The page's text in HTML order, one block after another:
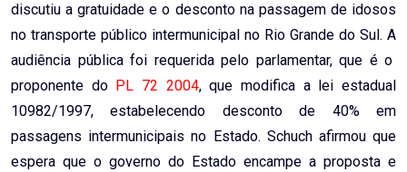
discutiu a gratuidade e o desconto na passagem de idosos
no transporte público intermunicipal no Rio Grande do Sul. A
audiência pública foi requerida pelo parlamentar, que é o
proponente do PL 72 2004, que modifica a lei estadual
10982/1997, estabelecendo desconto de 40% em
passagens intermunicipais no Estado. Schuch afirmou que
espera que o governo do Estado encampe a proposta e